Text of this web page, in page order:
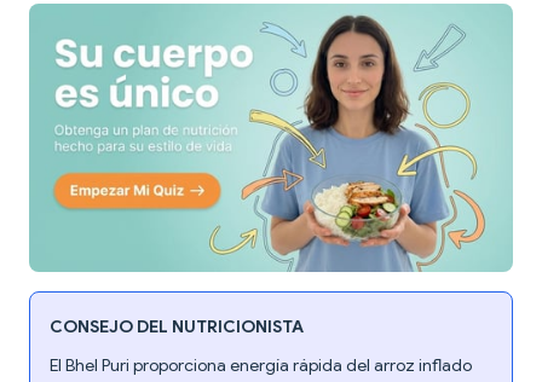
CONSEJO DEL NUTRICIONISTA
El Bhel Puri proporciona energía rápida del arroz inflado